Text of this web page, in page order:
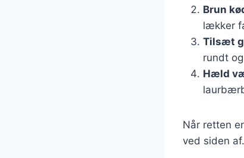
Brun
lækker
Tilsæt
rundt
Hæld
Når retten
ved siden af.